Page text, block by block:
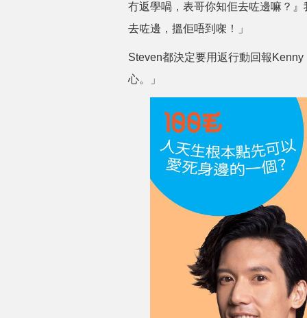
冇返學喎，表哥你知佢去咗邊嘛？
去咗邊，搵佢唔到㗎！」
Steven都決定要用返行動回報
心。」